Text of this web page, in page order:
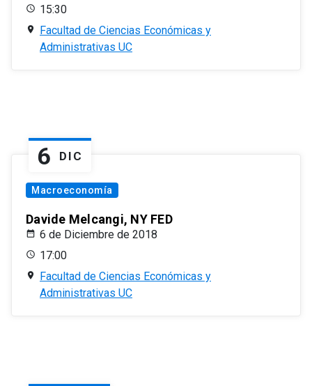
15:30
Facultad de Ciencias Económicas y
Administrativas UC
6 DIC
Macroeconomía
Davide Melcangi, NY FED
6 de Diciembre de 2018
17:00
Facultad de Ciencias Económicas y
Administrativas UC